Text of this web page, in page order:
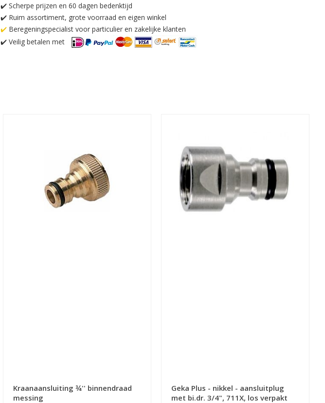
✔️ Scherpe prijzen en 60 dagen bedenktijd
✔️ Ruim assortiment, grote voorraad en eigen winkel
✔️ Beregeningspecialist voor particulier en zakelijke klanten
✔️ Veilig betalen met
Kraanaansluiting ¾'' binnendraad
messing
Geka Plus - nikkel - aansluitplug
met bi.dr. 3/4", 711X, los verpakt